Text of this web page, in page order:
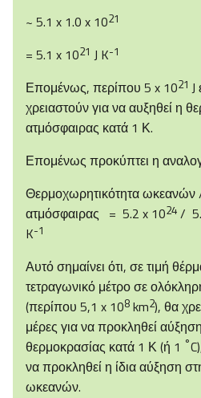
~ 5.1 x 1.0 x 1021
= 5.1 x 1021 J K-1
Επομένως, περίπου 5 x 1021 J
χρειαστούν για να αυξηθεί η
ατμόσφαιρας κατά 1 Κ.
Επομένως προκύπτει η
Θερμοχωρητικότητα ωκεανών
ατμόσφαιρας = 5.2 x 1024 /
K-1
Αυτό σημαίνει ότι, σε τιμή
τετραγωνικό μέτρο σε
(περίπου 5,1 x 108 km2), θα
μέρες για να προκληθεί
θερμοκρασίας κατά 1 Κ (ή 1 °
να προκληθεί η ίδια αύξηση
ωκεανών.